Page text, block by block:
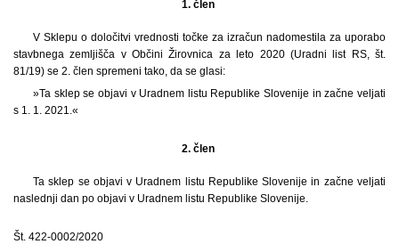
1. člen
V Sklepu o določitvi vrednosti točke za izračun nadomestila za uporabo
stavbnega zemljišča v Občini Žirovnica za leto 2020 (Uradni list RS, št.
81/19) se 2. člen spremeni tako, da se glasi:
»Ta sklep se objavi v Uradnem listu Republike Slovenije in začne veljati
s 1. 1. 2021.«
2. člen
Ta sklep se objavi v Uradnem listu Republike Slovenije in začne veljati
naslednji dan po objavi v Uradnem listu Republike Slovenije.
Št. 422-0002/2020